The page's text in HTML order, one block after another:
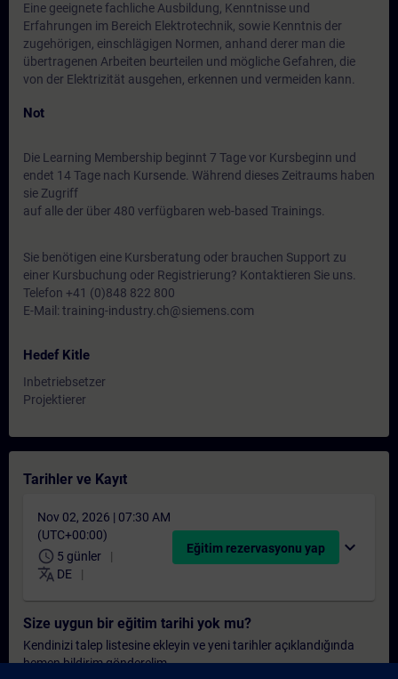
Eine geeignete fachliche Ausbildung, Kenntnisse und
Erfahrungen im Bereich Elektrotechnik, sowie Kenntnis der
zugehörigen, einschlägigen Normen, anhand derer man die
übertragenen Arbeiten beurteilen und mögliche Gefahren, die
von der Elektrizität ausgehen, erkennen und vermeiden kann.
Not
Die Learning Membership beginnt 7 Tage vor Kursbeginn und
endet 14 Tage nach Kursende. Während dieses Zeitraums haben
sie Zugriff
auf alle der über 480 verfügbaren web-based Trainings.
Sie benötigen eine Kursberatung oder brauchen Support zu
einer Kursbuchung oder Registrierung? Kontaktieren Sie uns.
Telefon +41 (0)848 822 800
E-Mail: training-industry.ch@siemens.com
Hedef Kitle
Inbetriebsetzer
Projektierer
Tarihler ve Kayıt
Nov 02, 2026 | 07:30 AM
(UTC+00:00)
schedule 5 günler
translate DE
Eğitim rezervasyonu yap expand_more
Size uygun bir eğitim tarihi yok mu?
Kendinizi talep listesine ekleyin ve yeni tarihler açıklandığında
hemen bildirim gönderelim.